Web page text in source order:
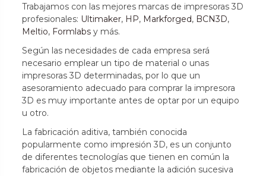
Trabajamos con las mejores marcas de impresoras 3D
profesionales: Ultimaker, HP, Markforged, BCN3D,
Meltio, Formlabs y más.
Según las necesidades de cada empresa será
necesario emplear un tipo de material o unas
impresoras 3D determinadas, por lo que un
asesoramiento adecuado para comprar la impresora
3D es muy importante antes de optar por un equipo
u otro.
La fabricación aditiva, también conocida
popularmente como impresión 3D, es un conjunto
de diferentes tecnologías que tienen en común la
fabricación de objetos mediante la adición sucesiva